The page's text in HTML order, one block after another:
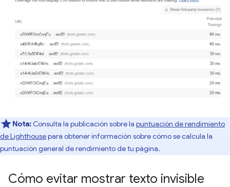
Nota: Consulta la publicación sobre la puntuación de rendimiento
de Lighthousepara obtener información sobre cómo se calcula la
puntuación general de rendimiento de tu página.
Cómo evitar mostrar texto invisible